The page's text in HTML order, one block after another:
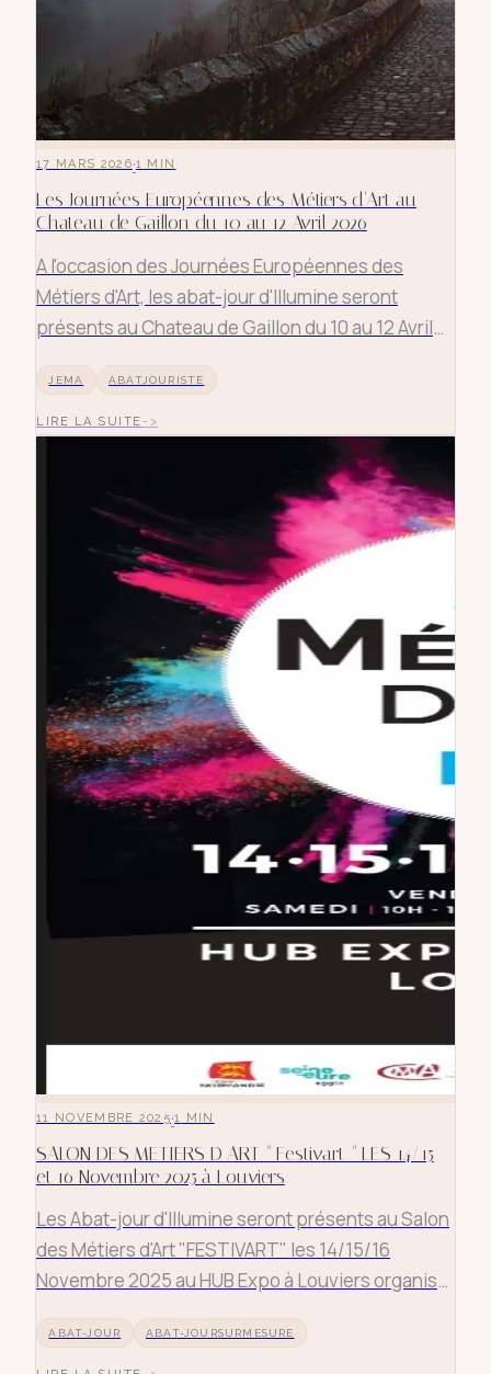
17 MARS 2026·1 MIN
Les Journées Européennes des Métiers d'Art au
Chateau de Gaillon du 10 au 12 Avril 2026
A l'occasion des Journées Européennes des
Métiers d'Art, les abat-jour d'Illumine seront
présents au Chateau de Gaillon du 10 au 12 Avril
JEMA ABATJOURISTE
LIRE LA SUITE
11 NOVEMBRE 2025·1 MIN
SALON DES METIERS D ART " Festivart " LES 14/15
et 16 Novembre 2025 à Louviers
Les Abat-jour d'Illumine seront présents au Salon
des Métiers d'Art "FESTIVART" les 14/15/16
Novembre 2025 au HUB Expo à Louviers organisé
ABAT-JOUR ABAT-JOURSURMESURE